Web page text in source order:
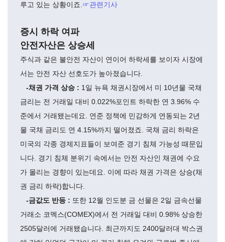
루고 있는 상황이죠. ☞관련기사
증시 하락 여파
안전자산은 상승세
주식과 같은 불안전 자산이 연이어 하락세를 보이자 시장에
서는 안전 자산 선호도가 높아졌습니다.
-채권 가격 상승 : 1일 뉴욕 채권시장에서 미 10년물 국채
금리는 전 거래일 대비 0.022%포인트 하락한 연 3.96% 수
준에서 거래됐는데요. 연준 정책에 민감하게 연동되는 2년
물 국채 금리도 연 4.15%까지 떨어졌죠. 국채 금리 하락은
미국의 각종 경제지표들이 보여준 경기 침체 가능성 때문입
니다. 경기 침체 분위기 속에서는 안전 자산인 채권에 수요
가 몰리는 경향이 있는데요. 이에 따라 채권 가격은 상승(채
권 금리 하락)합니다.
-금값도 반등 : 또한 12월 인도분 금 선물은 2일 금속선물
거래소 코멕스(COMEX)에서 전 거래일 대비 0.98% 상승한
2505달러에 거래됐습니다. 최근까지도 2400달러대 박스권